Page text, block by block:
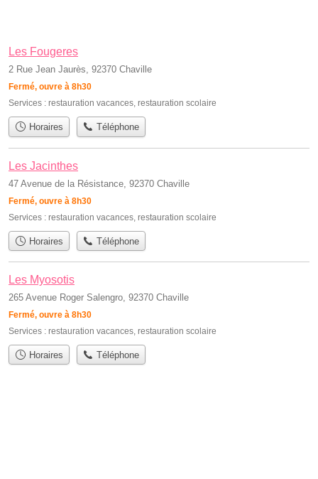
Les Fougeres
2 Rue Jean Jaurès, 92370 Chaville
Fermé, ouvre à 8h30
Services : restauration vacances, restauration scolaire
Horaires Téléphone
Les Jacinthes
47 Avenue de la Résistance, 92370 Chaville
Fermé, ouvre à 8h30
Services : restauration vacances restauration scolaire
Horaires Téléphone
Les Myosotis
265 Avenue Roger Salengro, 92370 Chaville
Fermé, ouvre à 8h30
Services : restauration vacances, restauration scolaire
Horaires Téléphone